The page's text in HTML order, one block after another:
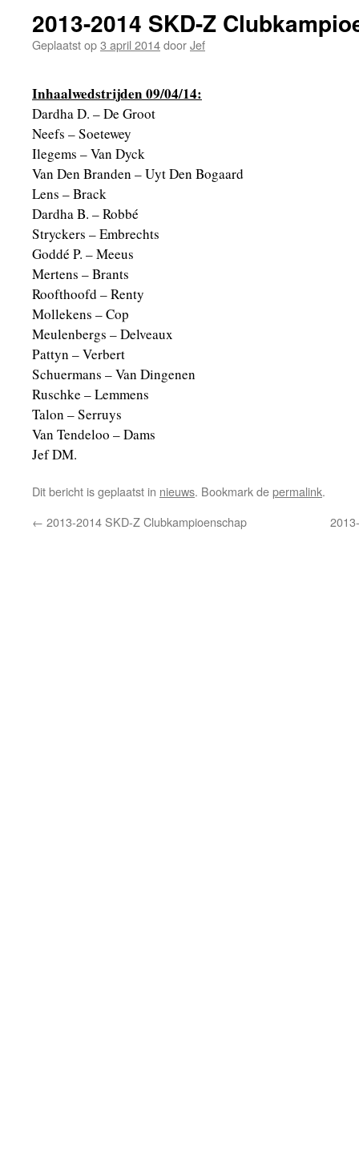
2013-2014 SKD-Z
Geplaatst op3 april 2014doorJef
Inhaalwedstrijden 09/04/14:
Dardha D. – De Groot
Neefs – Soetewey
Ilegems – Van Dyck
Van Den Branden – Uyt Den Bogaard
Lens – Brack
Dardha B. – Robbé
Stryckers – Embrechts
Goddé P. – Meeus
Mertens – Brants
Roofthoofd – Renty
Mollekens – Cop
Meulenbergs – Delveaux
Pattyn – Verbert
Schuermans – Van Dingenen
Ruschke – Lemmens
Talon – Serruys
Van Tendeloo – Dams
Jef DM.
Dit bericht is geplaatst in nieuws. Bookmark depermalink.
← 2013-2014 SKD-Z Clubkampioenschap